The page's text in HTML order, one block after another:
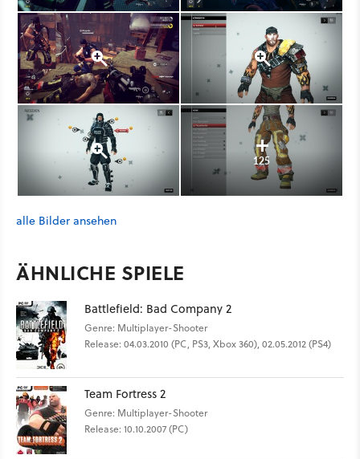
125
alle Bilder ansehen
ÄHNLICHE SPIELE
Battlefield: Bad Company 2
Genre: Multiplayer-Shooter
Release: 04.03.2010 (PC, PS3, Xbox 360), 02.05.2012 (PS4)
Team Fortress 2
Genre: Multiplayer-Shooter
Release: 10.10.2007 (PC)